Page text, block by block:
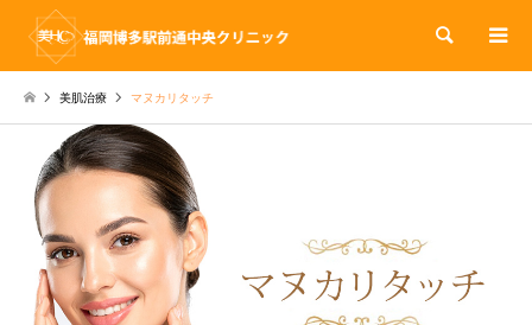
検索
美肌治療 マヌカリタッチ